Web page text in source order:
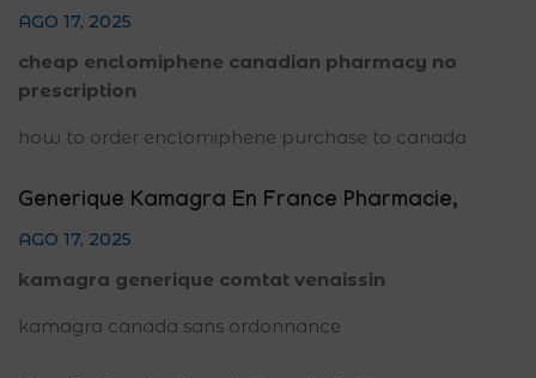
AGO 17, 2025
cheap enclomiphene canadian pharmacy no
prescription
how to order enclomiphene purchase to canada
Generique Kamagra En France Pharmacie,
AGO 17, 2025
kamagra generique comtat venaissin
kamagra canada sans ordonnance